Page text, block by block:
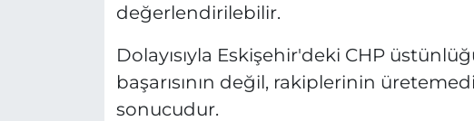
değerlendirilebilir.
Dolayısıyla Eskişehir'deki CHP
başarısının değil, rakiplerinin
sonucudur.